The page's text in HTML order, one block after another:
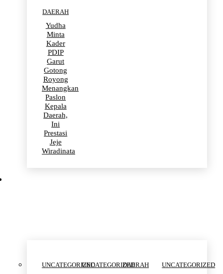
DAERAH
Yudha
Minta
Kader
PDIP
Garut
Gotong
Royong
Menangkan
Paslon
Kepala
Daerah,
Ini
Prestasi
Jeje
Wiradinata
UNCATEGORIZEDUNCATEGORIZEDDAERAH UNCATEGORIZED